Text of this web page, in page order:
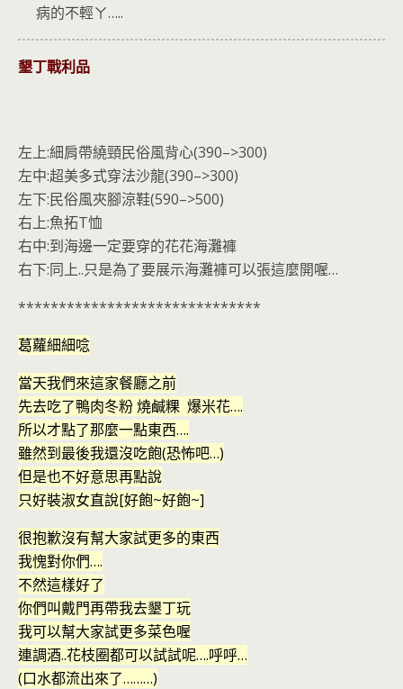
病的不輕ㄚ…..
墾丁戰利品
左上:細肩帶繞頸民俗風背心(390–>300)
左中:超美多式穿法沙龍(390–>300)
左下:民俗風夾腳涼鞋(590–>500)
右上:魚拓T恤
右中:到海邊一定要穿的花花海灘褲
右下:同上..只是為了要展示海灘褲可以張這麼開喔…
******************************
葛蘿細細唸
當天我們來這家餐廳之前
先去吃了鴨肉冬粉 燒鹹粿 爆米花….
所以才點了那麼一點東西….
雖然到最後我還沒吃飽(恐怖吧…)
但是也不好意思再點說
只好裝淑女直說[好飽~好飽~]
很抱歉沒有幫大家試更多的東西
我愧對你們….
不然這樣好了
你們叫戴門再帶我去墾丁玩
我可以幫大家試更多菜色喔
連調酒..花枝圈都可以試試呢….呼呼…
(口水都流出來了………)